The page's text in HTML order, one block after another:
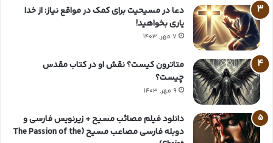
دعا در مسیحیت برای کمک در مواقع نیاز: از خدا
یاری بخواهید!
7 مهر, 1403
متاترون کیست؟ نقش او در کتاب مقدس
چیست؟
9 مهر, 1403
دانلود فیلم مصائب مسیح + زیرنویس فارسی و
دوبله فارسی مصاعب مسیح (The Passion of the